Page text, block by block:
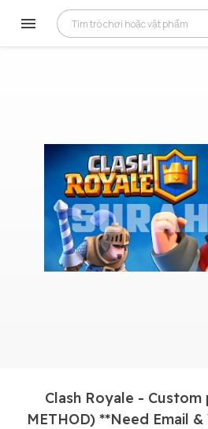
Clash Royale - Custom
METHOD) **Need Email